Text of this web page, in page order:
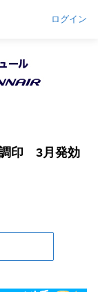
ログイン
調印 3月発効